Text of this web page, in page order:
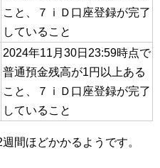
こと、７ｉＤ口座登録が完了
していること
2024年11月30日23:59時点で
普通預金残高が1円以上ある
こと、７ｉＤ口座登録が完了
していること
間ほどかかるようです。